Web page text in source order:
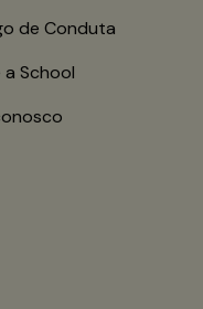
de Conduta
School